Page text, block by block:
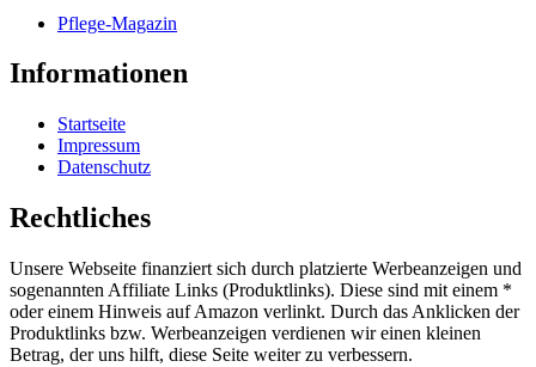
Pflege-Magazin
Informationen
Startseite
Impressum
Datenschutz
Rechtliches
Unsere Webseite finanziert sich durch platzierte Werbeanzeigen und
sogenannten Affiliate Links (Produktlinks). Diese sind mit einem *
oder einem Hinweis auf Amazon verlinkt. Durch das Anklicken der
Produktlinks bzw. Werbeanzeigen verdienen wir einen kleinen
Betrag, der uns hilft, diese Seite weiter zu verbessern.